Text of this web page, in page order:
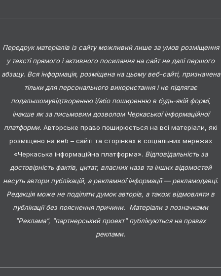
Передрук матеріалів із сайту можливий лише за умов розміщення
у тексті прямого і активного посилання на сайт не далі першого
абзацу. Вся інформація, розміщена на цьому веб-сайті, призначена
тільки для персонального використання і не підлягає
подальшомувідтворенню і/або поширенню в будь-якій формі,
інакше як за письмовим дозволом Черкаської інформаційної
платформи. Авторське право поширюється на всі матеріали, які
розміщено на веб – сайті та сторінках в соціальних мережах
«Черкаська інформаційна платформа». Відповідальність за
достовірність фактів, цитат, власних назв та інших відомостей
несуть автори публікацій, а рекламної інформації — рекламодавці.
Редакція може не поділяти думок авторів, а також відмовляти в
публікації без пояснення причини. Матеріали з позначками
"Реклама", "партнерський проект" публікуються на правах
реклами.